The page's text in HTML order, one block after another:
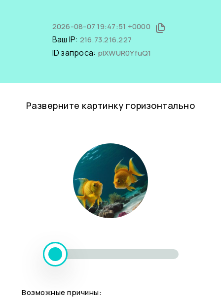
2026-08-07 19:47:51 +0000
Ваш IP: 216.73.216.227
ID запроса: plXWUR0YfuQ1
Разверните картинку горизонтально
Возможные причины: